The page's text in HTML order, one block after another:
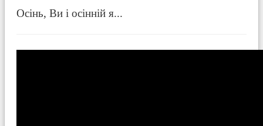
Осінь, Ви і осінній я...